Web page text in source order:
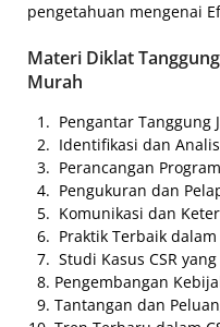
pengetahuan mengenai
Materi Diklat
Murah
Pengantar Tanggung
Identifikasi dan
Perancangan
Pengukuran dan
Komunikasi dan
Praktik Terbaik
Studi Kasus CSR
Pengembangan
Tantangan dan